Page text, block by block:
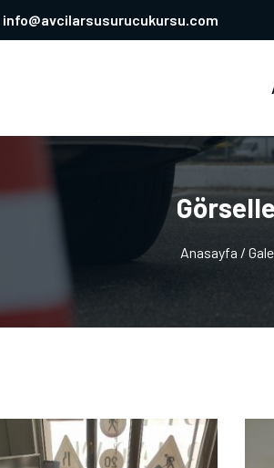
info@avcilarsusurucukursu.com
Anasayfa /